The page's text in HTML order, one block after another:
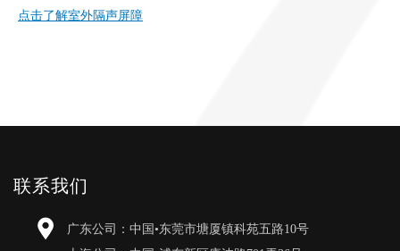
点击了解室外隔声屏障
联系我们
广东公司：中国•东莞市塘厦镇科苑五路10号